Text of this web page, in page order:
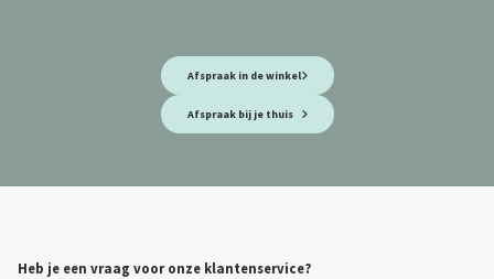
Afspraak in de winkel
Afspraak bij je thuis
Heb je een vraag voor onze klantenservice?